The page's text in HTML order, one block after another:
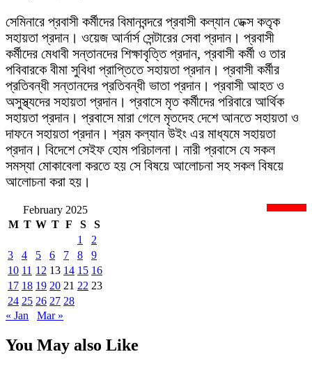
সেমিনারে প্রবাসী কর্মীদের বিমানবন্দরে প্রবাসী কল্যান ডেক্স কতৃক
সহায়তা প্রদান। ওয়েজ আর্নার্স সেন্টারের সেবা প্রদান। প্রবাসী
কর্মীদের মেধাবী সন্তানদের শিক্ষাবৃত্তি প্রদান, প্রবাসী কর্মী ও তার
পবিবারকে বীমা সুবিধা প্রাপ্তিতে সহায়তা প্রদান। প্রবাসী কর্মীর
প্রতিবন্ধী সন্তানদের প্রতিবন্ধী ভাতা প্রদান। প্রবাসী আহত ও
অসুস্থ্যদের সহায়তা প্রদান। প্রবাসে মৃত কর্মীদের পরিবারে আর্থিক
সহায়তা প্রদান। প্রবাসে মারা গেলে মৃতদেহ দেশে আনতে সহায়তা ও
দাফনে সহায়তা প্রদান। শ্রম কল্যান উইং এর মাধ্যমে সহায়তা
প্রদান। বিদেশে সেইফ হোম পরিচালনা। নারী প্রবাসে যে সকল
সমস্যা মোকাবেলা করতে হয় সে বিষয়ে আলোচনা সহ সকল বিষয়ে
আলোচনা করা হয়।
February 2025
M T W T F S
S
1
2
3
4 5 6 7 8
9
10 11 12 13 14 15 16
17 18 19 20 21 22 23
24 25 26 27 28
« Jan
Mar »
You May also Like